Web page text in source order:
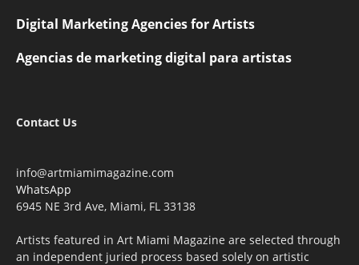
Digital Marketing Agencies for Artists
Agencias de marketing digital para artistas
Contact Us
info@artmiamimagazine.com
WhatsApp
6945 NE 3rd Ave, Miami, FL 33138
Artists featured in Art Miami Magazine are selected through
an independent juried process based solely on artistic